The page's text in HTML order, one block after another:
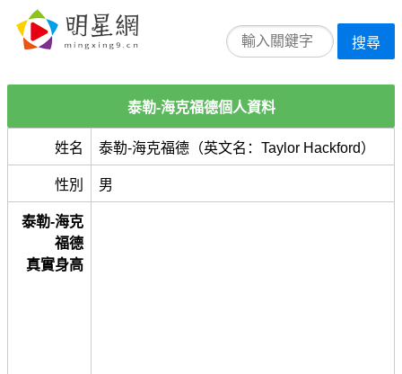
搜尋
泰勒-海克福德個人資料
姓名 泰勒-海克福德（英文名：Taylor Hackford）
性別 男
泰勒-海克
福德
真實身高